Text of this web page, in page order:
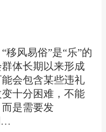
移风易俗”是“乐”的
体长期以来形成
会包含某些违礼
十分困难，不能
是需要发
…